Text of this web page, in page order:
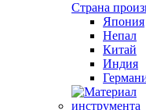
Страна
Япония
Непал
Китай
Индия